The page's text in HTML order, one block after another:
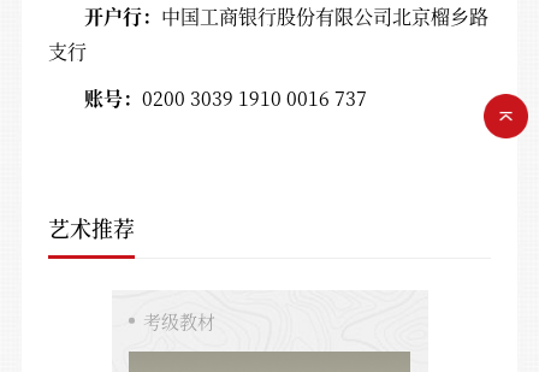
开户行： 中国工商银行股份有限公司北京榴乡路
支行
账号：0200 3039 1910 0016 737
艺术推荐
考级教材